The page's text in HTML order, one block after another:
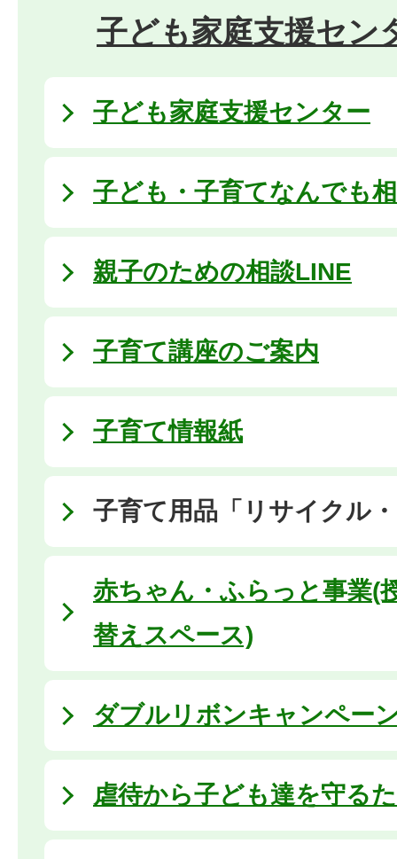
子ども家庭支援セン
子ども家庭支援センター
子ども・子育てなんでも
親子のための相談LINE
子育て講座のご案内
子育て情報紙
子育て用品「リサイクル
赤ちゃん・ふらっと事業(
替えスペース)
ダブルリボンキャンペー
虐待から子ども達を守る